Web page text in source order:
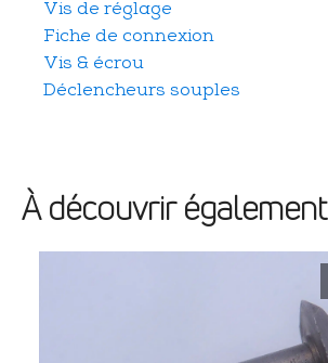
Vis de réglage
Fiche de connexion
Vis & écrou
Déclencheurs souples
À découvrir également